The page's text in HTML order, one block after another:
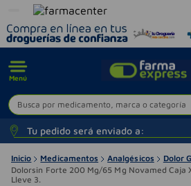
Menú
Busca por medicamento, marca o categoría
Tu pedido será enviado a:
Inicio Medicamentos Analgésicos
Dolor
Dolorsin Forte 200 Mg/65 Mg Novamed Caja
Lleve 3.